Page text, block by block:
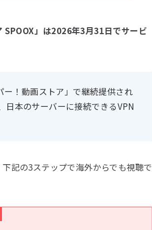
SPOOX」は2026年3月31日でサービ
！動画ストア」で継続提供され
日本のサーバーに接続できるVPN
記の3ステップで海外からでも視聴で